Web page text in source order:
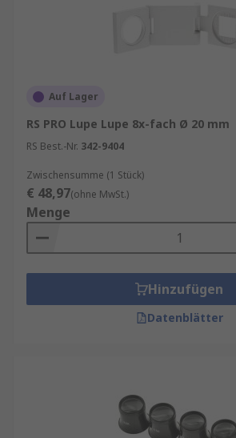
Auf Lager
RS PRO Lupe Lupe 8x-fach Ø 20 mm
RS Best.-Nr. 342-9404
Zwischensumme (1 Stück)
€ 48,97(ohne MwSt.)
Menge
Hinzufügen
Datenblätter